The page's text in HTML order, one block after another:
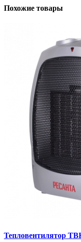
Похожие товары
Тепловентилятор